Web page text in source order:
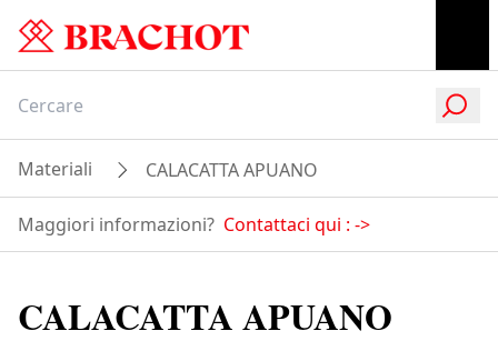
Materiali CALACATTA APUANO
Maggiori informazioni? Contattaci qui : ->
CALACATTA APUANO